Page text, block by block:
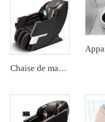
Chaise de massage automatique GUOHENG SY-3, accepte les pièces, les cartes de crédit et les paiements par code QR.